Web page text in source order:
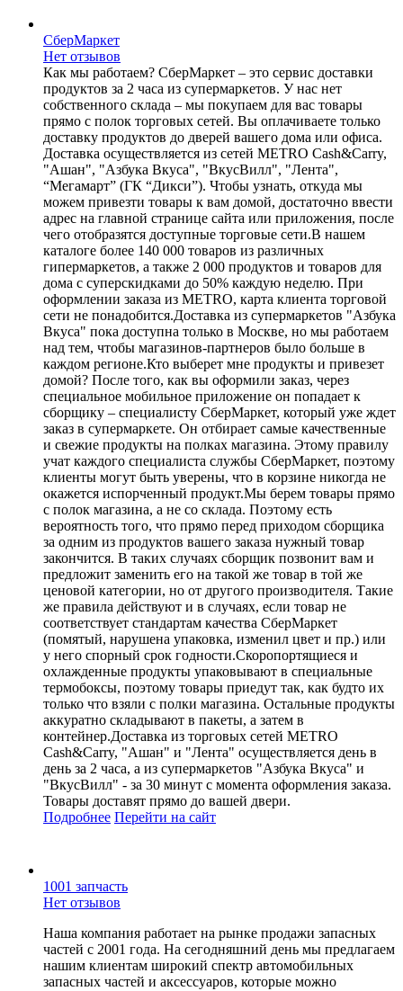
СберМаркет
Нет отзывов
Как мы работаем? СберМаркет – это cервис доставки
продуктов за 2 часа из супермаркетов. У нас нет
собственного склада – мы покупаем для вас товары
прямо с полок торговых сетей. Вы оплачиваете только
доставку продуктов до дверей вашего дома или офиса.
Доставка осуществляется из сетей METRO Cash&Carry,
"Ашан", "Азбука Вкуса", "ВкусВилл", "Лента",
“Мегамарт” (ГК “Дикси”). Чтобы узнать, откуда мы
можем привезти товары к вам домой, достаточно ввести
адрес на главной странице сайта или приложения, после
чего отобразятся доступные торговые сети.В нашем
каталоге более 140 000 товаров из различных
гипермаркетов, а также 2 000 продуктов и товаров для
дома с суперскидками до 50% каждую неделю. При
оформлении заказа из METRO, карта клиента торговой
сети не понадобится.Доставка из супермаркетов "Азбука
Вкуса" пока доступна только в Москве, но мы работаем
над тем, чтобы магазинов-партнеров было больше в
каждом регионе.Кто выберет мне продукты и привезет
домой? После того, как вы оформили заказ, через
специальное мобильное приложение он попадает к
сборщику – специалисту СберМаркет, который уже ждет
заказ в супермаркете. Он отбирает самые качественные
и свежие продукты на полках магазина. Этому правилу
учат каждого специалиста службы СберМаркет, поэтому
клиенты могут быть уверены, что в корзине никогда не
окажется испорченный продукт.Мы берем товары прямо
с полок магазина, а не со склада. Поэтому есть
вероятность того, что прямо перед приходом сборщика
за одним из продуктов вашего заказа нужный товар
закончится. В таких случаях сборщик позвонит вам и
предложит заменить его на такой же товар в той же
ценовой категории, но от другого производителя. Такие
же правила действуют и в случаях, если товар не
соответствует стандартам качества СберМаркет
(помятый, нарушена упаковка, изменил цвет и пр.) или
у него спорный срок годности.Скоропортящиеся и
охлажденные продукты упаковывают в специальные
термобоксы, поэтому товары приедут так, как будто их
только что взяли с полки магазина. Остальные продукты
аккуратно складывают в пакеты, а затем в
контейнер.Доставка из торговых сетей METRO
Cash&Carry, "Ашан" и "Лента" осуществляется день в
день за 2 часа, а из супермаркетов "Азбука Вкуса" и
"ВкусВилл" - за 30 минут с момента оформления заказа.
Товары доставят прямо до вашей двери.
Подробнее Перейти на сайт
1001 запчасть
Нет отзывов
Наша компания работает на рынке продажи запасных
частей с 2001 года. На сегодняшний день мы предлагаем
нашим клиентам широкий спектр автомобильных
запасных частей и аксессуаров, которые можно